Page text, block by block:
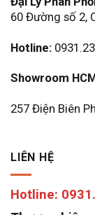
60 Đường số 2,
Hotline:
Showroom
257 Điện Biên
LIÊN HỆ
Hotline: